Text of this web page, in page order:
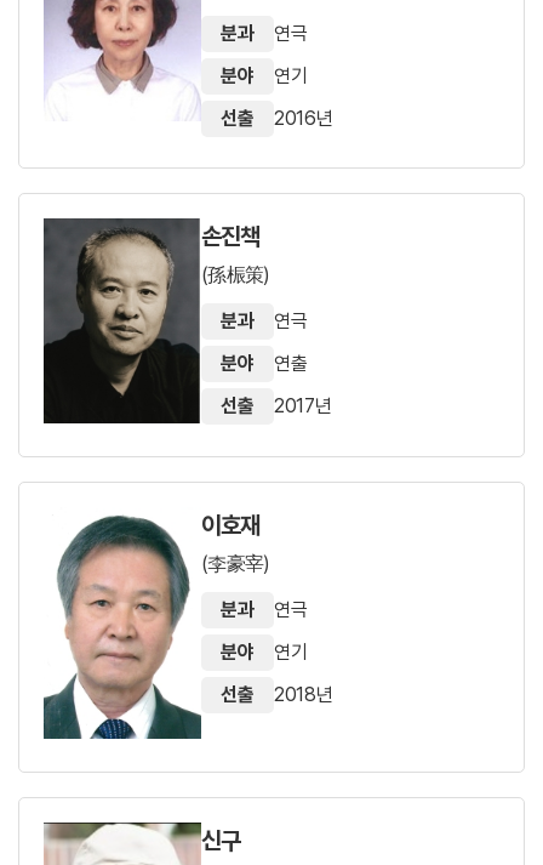
분과
연극
분야
연기
선출
2016년
손진책
(孫桭策)
분과
연극
분야
연출
선출
2017년
이호재
(李豪宰)
분과
연극
분야
연기
선출
2018년
신구